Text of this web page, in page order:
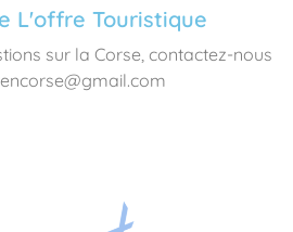
L'offre Touristique
sur la Corse, contactez-nous